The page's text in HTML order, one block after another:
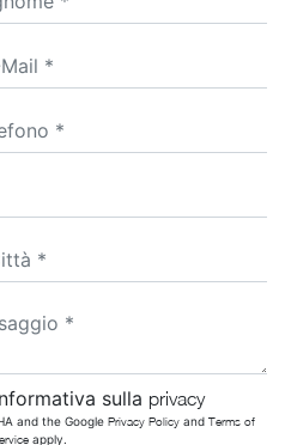
sulla privacy
and the Google Privacy Policyand Terms of
apply.